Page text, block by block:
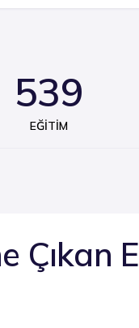
539
EĞITIM
Çıkan